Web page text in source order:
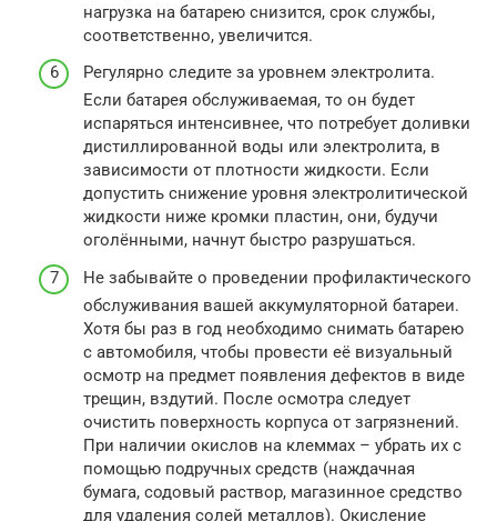
нагрузка на батарею снизится, срок службы,
соответственно, увеличится.
Регулярно следите за уровнем электролита.
Если батарея обслуживаемая, то он будет
испаряться интенсивнее, что потребует доливки
дистиллированной воды или электролита, в
зависимости от плотности жидкости. Если
допустить снижение уровня электролитической
жидкости ниже кромки пластин, они, будучи
оголёнными, начнут быстро разрушаться.
Не забывайте о проведении профилактического
обслуживания вашей аккумуляторной батареи.
Хотя бы раз в год необходимо снимать батарею
с автомобиля, чтобы провести её визуальный
осмотр на предмет появления дефектов в виде
трещин, вздутий. После осмотра следует
очистить поверхность корпуса от загрязнений.
При наличии окислов на клеммах – убрать их с
помощью подручных средств (наждачная
бумага, содовый раствор, магазинное средство
для удаления солей металлов). Окисление